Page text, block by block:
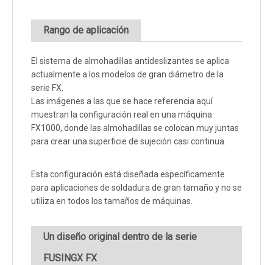
Rango de aplicación
El sistema de almohadillas antideslizantes se aplica
actualmente a los modelos de gran diámetro de la
serie FX.
Las imágenes a las que se hace referencia aquí
muestran la configuración real en una máquina
FX1000, donde las almohadillas se colocan muy juntas
para crear una superficie de sujeción casi continua.
Esta configuración está diseñada específicamente
para aplicaciones de soldadura de gran tamaño y no se
utiliza en todos los tamaños de máquinas.
Un diseño original dentro de la serie
FUSINGX FX